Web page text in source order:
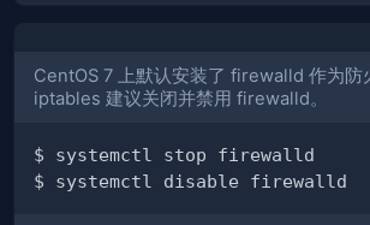
CentOS 7 上默认安装了 firewalld 作为防
iptables 建议关闭并禁用 firewalld。